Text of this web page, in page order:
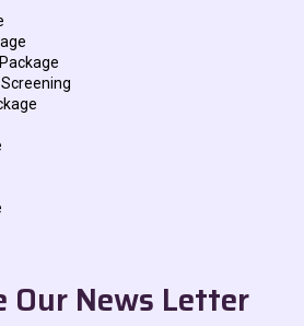
Our News Letter